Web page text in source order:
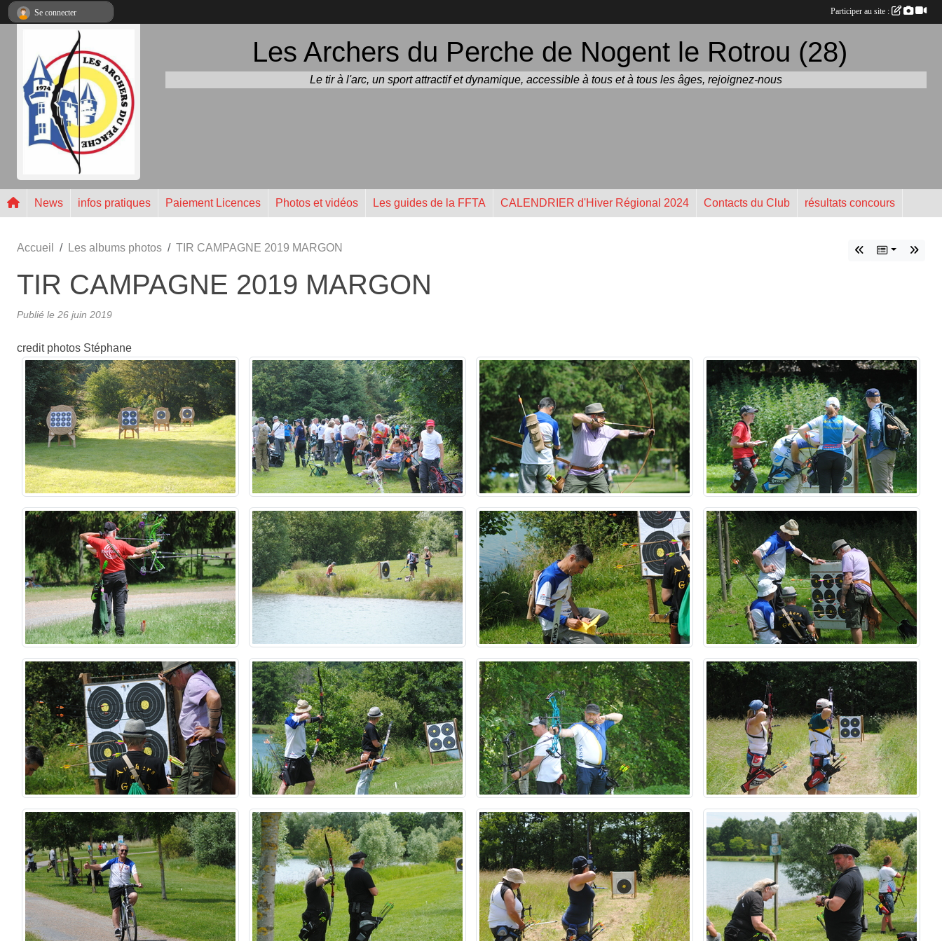
Les Archers du Perche de Nogent le Rotrou (28)
Le tir à l'arc, un sport attractif et dynamique, accessible à tous et à tous les âges, rejoignez-nous
News infos pratiques Paiement Licences Photos et vidéos Les guides de la FFTA CALENDRIER d'Hiver Régional 2024 Contacts du Club résultats concours
Accueil Les albums photos TIR CAMPAGNE 2019 MARGON
TIR CAMPAGNE 2019 MARGON
Publié le 26 juin 2019
credit photos Stéphane
Se connecter Participer au site :
Panneau de gestion des cookies